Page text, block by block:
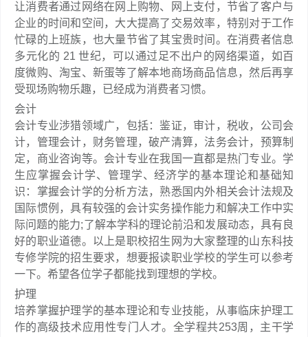
让消费者通过网络在网上购物、网上支付，节省了客户与
企业的时间和空间，大大提高了交易效率，特别对于工作
忙碌的上班族，也大量节省了其宝贵时间。在消费者信息
多元化的 21 世纪，可以通过足不出户的网络渠道，如百
度微购、淘宝、新蛋等了解本地商场商品信息，然后再享
受现场购物乐趣，已经成为消费者习惯。
会计
会计专业涉猎领域广，包括：鉴证，审计，税收，公司会
计，管理会计，财务管理，破产清算，法务会计，预算制
定，商业咨询等。会计专业在我国一直都是热门专业。学
生应掌握会计学、管理学、经济学的基本理论和基础知
识：掌握会计学的分析方法，熟悉国内外相关会计法规及
国际惯例，具有较强的会计实务操作能力和解决工作中实
际问题的能力;了解本学科的理论前沿和发展动态，具有良
好的职业道德。以上是职校招生网为大家整理的山东科技
专修学院的招生要求，想要报读职业学校的学生可以参考
一下。希望各位学子都能找到理想的学校。
护理
培养掌握护理学的基本理论和专业技能，从事临床护理工
作的高级技术应用性专门人才。全学程共253周，主干学